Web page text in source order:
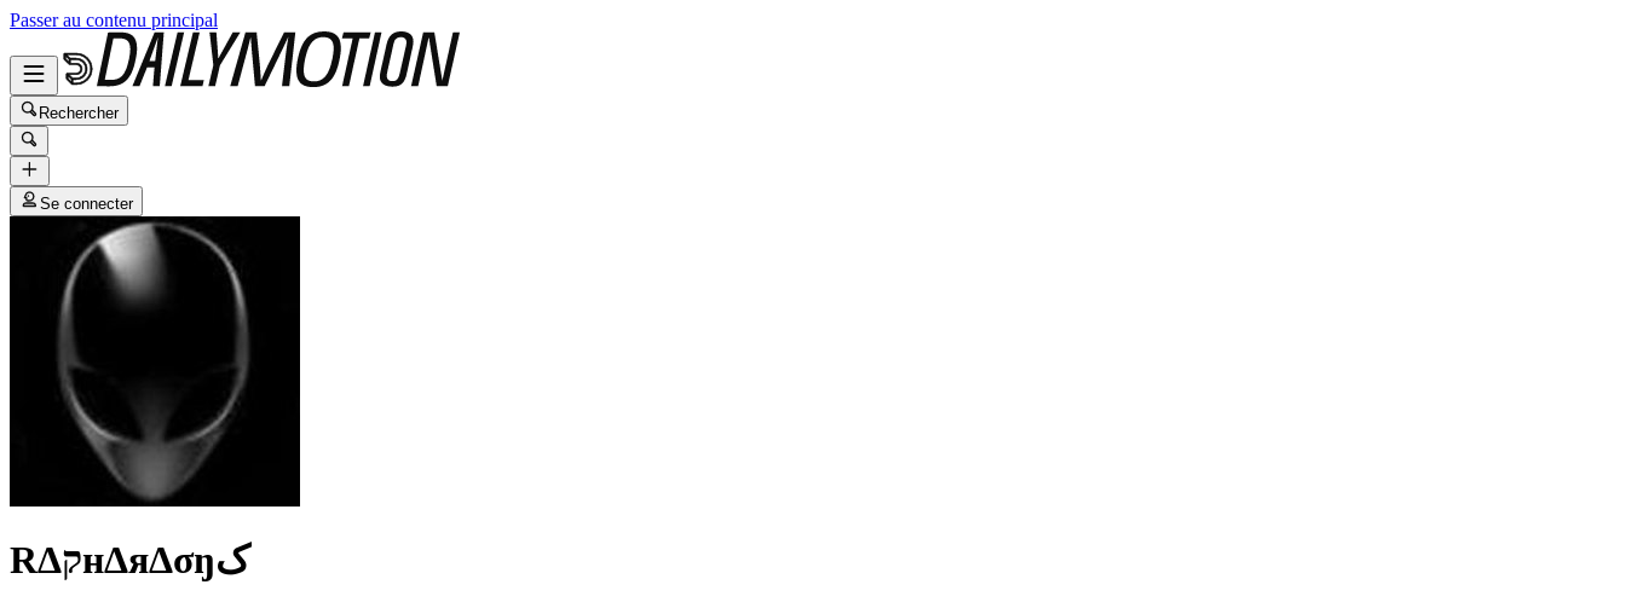
Passer au contenu principal
Rechercher
Se connecter
RΔקнΔяΔσŋک